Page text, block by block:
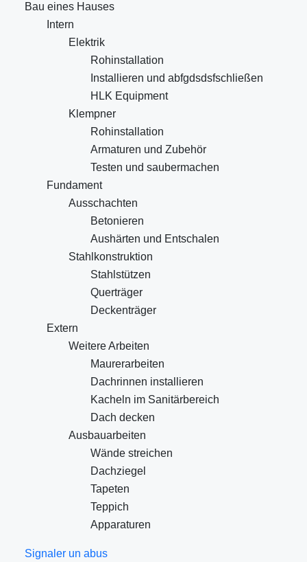
Bau eines Hauses
Intern
Elektrik
Rohinstallation
Installieren und abfgdsdsfschließen
HLK Equipment
Klempner
Rohinstallation
Armaturen und Zubehör
Testen und saubermachen
Fundament
Ausschachten
Betonieren
Aushärten und Entschalen
Stahlkonstruktion
Stahlstützen
Querträger
Deckenträger
Extern
Weitere Arbeiten
Maurerarbeiten
Dachrinnen installieren
Kacheln im Sanitärbereich
Dach decken
Ausbauarbeiten
Wände streichen
Dachziegel
Tapeten
Teppich
Apparaturen
Signaler un abus